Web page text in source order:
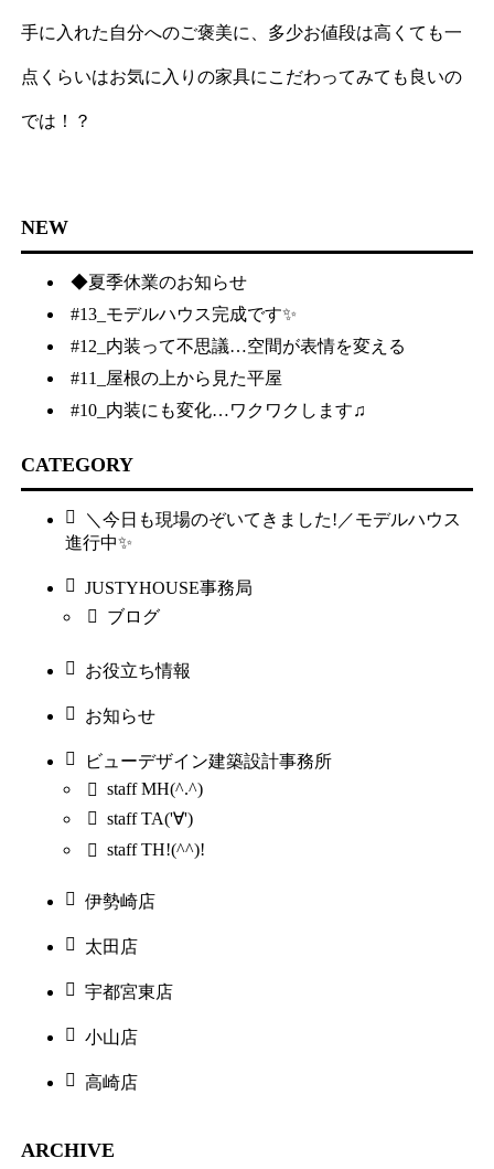
手に入れた自分へのご褒美に、多少お値段は高くても一
点くらいはお気に入りの家具にこだわってみても良いの
では！？
NEW
◆夏季休業のお知らせ
#13_モデルハウス完成です✨
#12_内装って不思議…空間が表情を変える
#11_屋根の上から見た平屋
#10_内装にも変化…ワクワクします♫
CATEGORY
＼今日も現場のぞいてきました!／モデルハウス
進行中✨
JUSTYHOUSE事務局
ブログ
お役立ち情報
お知らせ
ビューデザイン建築設計事務所
staff MH(^.^)
staff TA('∀')
staff TH!(^^)!
伊勢崎店
太田店
宇都宮東店
小山店
高崎店
ARCHIVE